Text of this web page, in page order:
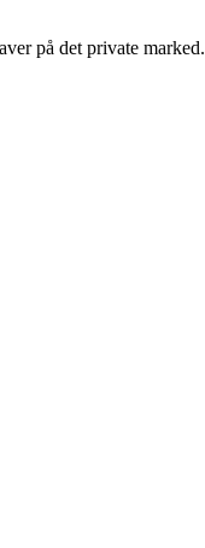
på det private marked.